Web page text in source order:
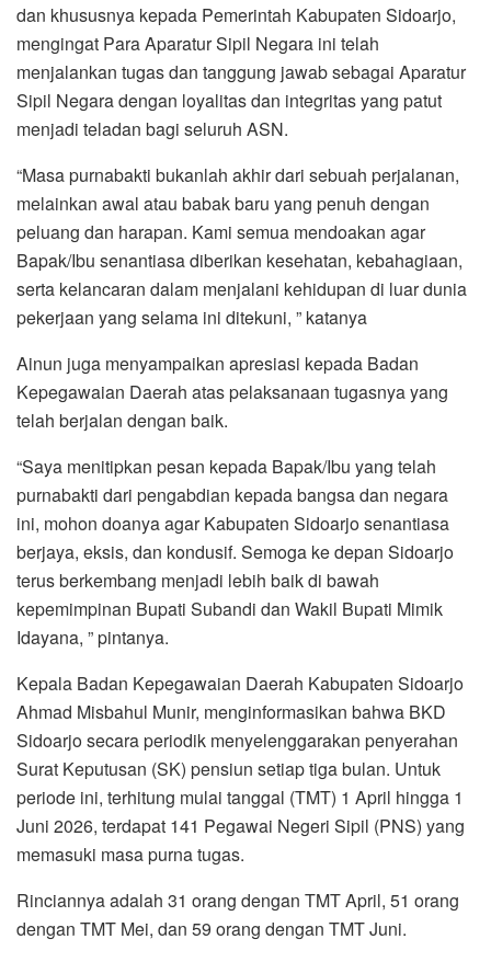
dan khususnya kepada Pemerintah Kabupaten Sidoarjo,
mengingat Para Aparatur Sipil Negara ini telah
menjalankan tugas dan tanggung jawab sebagai Aparatur
Sipil Negara dengan loyalitas dan integritas yang patut
menjadi teladan bagi seluruh ASN.
“Masa purnabakti bukanlah akhir dari sebuah perjalanan,
melainkan awal atau babak baru yang penuh dengan
peluang dan harapan. Kami semua mendoakan agar
Bapak/Ibu senantiasa diberikan kesehatan, kebahagiaan,
serta kelancaran dalam menjalani kehidupan di luar dunia
pekerjaan yang selama ini ditekuni, ” katanya
Ainun juga menyampaikan apresiasi kepada Badan
Kepegawaian Daerah atas pelaksanaan tugasnya yang
telah berjalan dengan baik.
“Saya menitipkan pesan kepada Bapak/Ibu yang telah
purnabakti dari pengabdian kepada bangsa dan negara
ini, mohon doanya agar Kabupaten Sidoarjo senantiasa
berjaya, eksis, dan kondusif. Semoga ke depan Sidoarjo
terus berkembang menjadi lebih baik di bawah
kepemimpinan Bupati Subandi dan Wakil Bupati Mimik
Idayana, ” pintanya.
Kepala Badan Kepegawaian Daerah Kabupaten Sidoarjo
Ahmad Misbahul Munir, menginformasikan bahwa BKD
Sidoarjo secara periodik menyelenggarakan penyerahan
Surat Keputusan (SK) pensiun setiap tiga bulan. Untuk
periode ini, terhitung mulai tanggal (TMT) 1 April hingga 1
Juni 2026, terdapat 141 Pegawai Negeri Sipil (PNS) yang
memasuki masa purna tugas.
Rinciannya adalah 31 orang dengan TMT April, 51 orang
dengan TMT Mei, dan 59 orang dengan TMT Juni.